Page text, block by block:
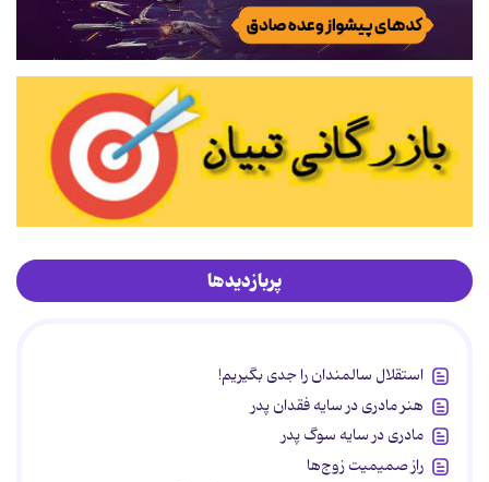
پربازدیدها
استقلال سالمندان را جدی بگیریم!
هنر مادری در سایه‌ فقدان پدر
مادری در سایه سوگ پدر
راز صمیمیت زوج‌ها